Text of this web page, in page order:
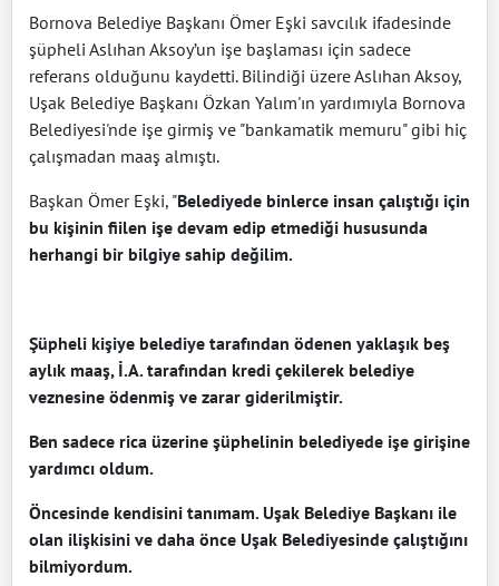
Bornova Belediye Başkanı Ömer Eşki savcılık ifadesinde
şüpheli Aslıhan Aksoy’un işe başlaması için sadece
referans olduğunu kaydetti. Bilindiği üzere Aslıhan Aksoy,
Uşak Belediye Başkanı Özkan Yalım'ın yardımıyla Bornova
Belediyesi'nde işe girmiş ve "bankamatik memuru" gibi hiç
çalışmadan maaş almıştı.
Başkan Ömer Eşki, "Belediyede binlerce insan çalıştığı için
bu kişinin fiilen işe devam edip etmediği hususunda
herhangi bir bilgiye sahip değilim.
Şüpheli kişiye belediye tarafından ödenen yaklaşık beş
aylık maaş, İ.A. tarafından kredi çekilerek belediye
veznesine ödenmiş ve zarar giderilmiştir.
Ben sadece rica üzerine şüphelinin belediyede işe girişine
yardımcı oldum.
Öncesinde kendisini tanımam. Uşak Belediye Başkanı ile
olan ilişkisini ve daha önce Uşak Belediyesinde çalıştığını
bilmiyordum.